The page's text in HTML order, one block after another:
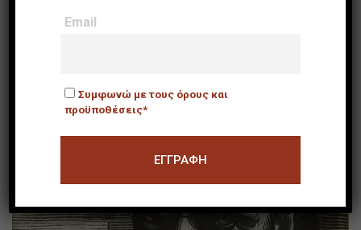
Email
Συμφωνώ με τους όρους και
προϋποθέσεις*